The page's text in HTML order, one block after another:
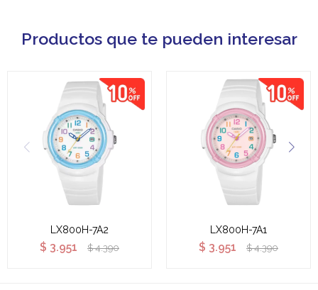
Productos que te pueden interesar
LX800H-7A2
$ 3.951 $ 4.390
LX800H-7A1
$ 3.951 $ 4.390